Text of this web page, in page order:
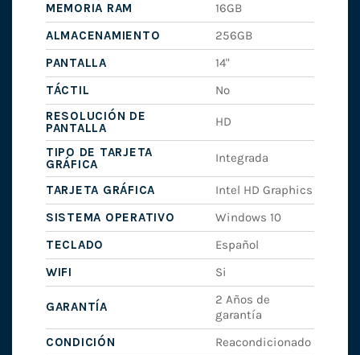
MEMORIA RAM
16GB
ALMACENAMIENTO
256GB
PANTALLA
14"
TÁCTIL
No
RESOLUCIÓN DE
PANTALLA
HD
TIPO DE TARJETA
GRÁFICA
Integrada
TARJETA GRÁFICA
Intel HD Graphics
SISTEMA OPERATIVO
Windows 10
TECLADO
Español
WIFI
Si
GARANTÍA
2 Años de
garantía
CONDICIÓN
Reacondicionado